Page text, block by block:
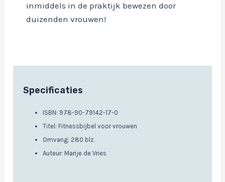
inmiddels in de praktijk bewezen door
duizenden vrouwen!
Specificaties
ISBN: 978-90-79142-17-0
Titel: Fitnessbijbel voor vrouwen
Omvang: 280 blz.
Auteur: Marije de Vries